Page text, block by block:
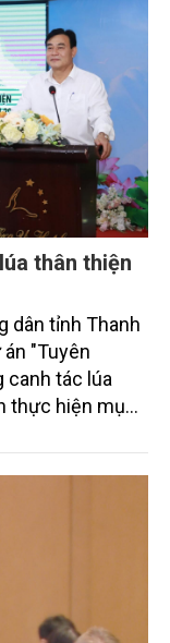
thân thiện
dân tỉnh Thanh
"Tuyên
canh tác lúa
thực hiện mục
đại biểu đến
vị nghiên cứu,
đang trực
thải thấp.